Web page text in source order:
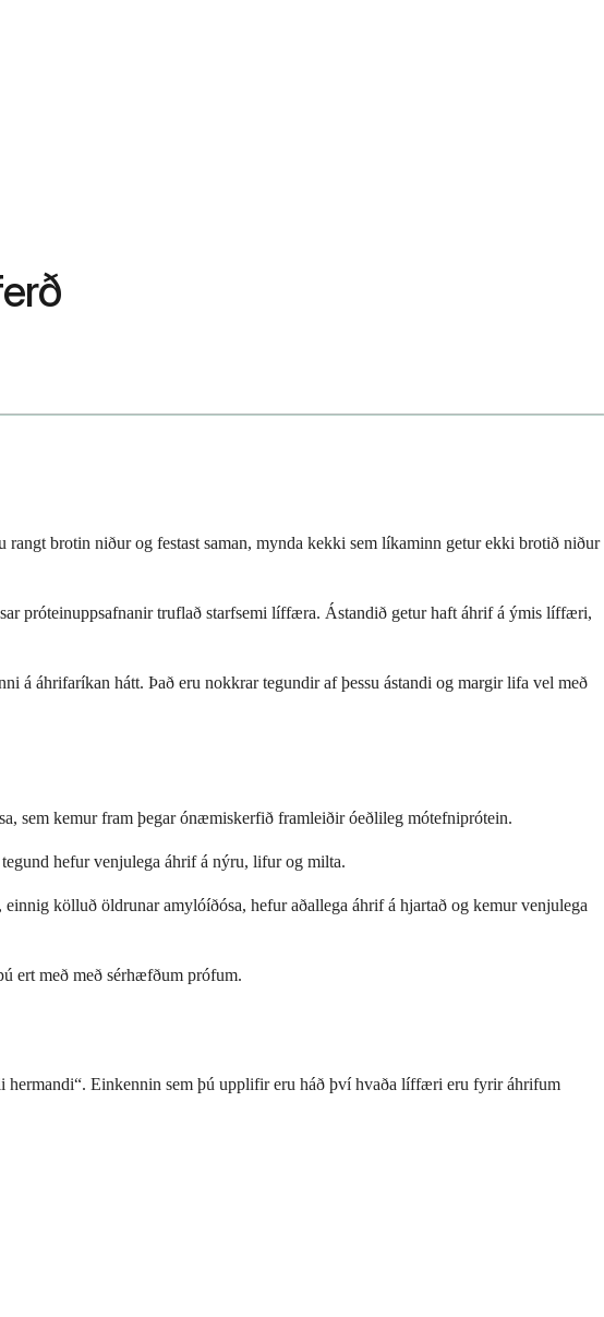
brotin niður og festast saman, mynda kekki sem líkaminn getur ekki brotið niður
próteinuppsafnanir truflað starfsemi líffæra. Ástandið getur haft áhrif á ýmis líffæri,
á áhrifaríkan hátt. Það eru nokkrar tegundir af þessu ástandi og margir lifa vel með
sem kemur fram þegar ónæmiskerfið framleiðir óeðlileg mótefniprótein.
hefur venjulega áhrif á nýru, lifur og milta.
kölluð öldrunar amylóíðósa, hefur aðallega áhrif á hjartað og kemur venjulega
ert með með sérhæfðum prófum.
hermandi“. Einkennin sem þú upplifir eru háð því hvaða líffæri eru fyrir áhrifum